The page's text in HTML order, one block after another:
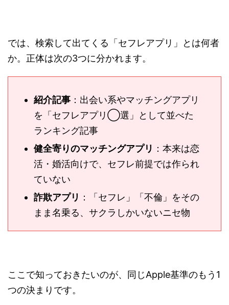
では、検索して出てくる「セフレアプリ」とは何者
か。正体は次の3つに分かれます。
紹介記事 ：出会い系やマッチングアプリ
を「セフレアプリ◯選」として並べた
ランキング記事
健全寄りのマッチングアプリ ：本来は恋
活・婚活向けで、セフレ前提では作られ
ていない
詐欺アプリ ：「セフレ」「不倫」をその
まま名乗る、サクラしかいないニセ物
ここで知っておきたいのが、同じApple基準のもう1
つの決まりです。